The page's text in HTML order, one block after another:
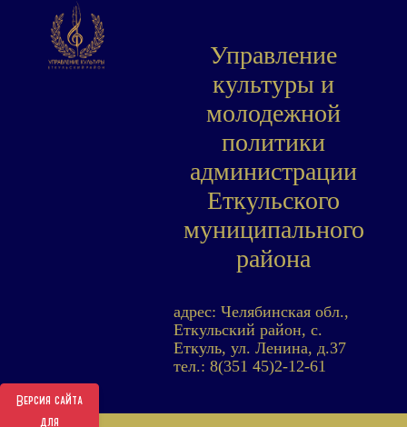
Версия сайта
для
Управление
культуры и
молодежной
политики
администрации
Еткульского
муниципального
района
адрес: Челябинская обл.,
Еткульский район, с.
Еткуль, ул. Ленина, д.37
тел.: 8(351 45)2-12-61